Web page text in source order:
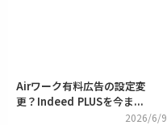
Airワーク有料広告の設定変
更？Indeed PLUSを今ま...
2026/6/9